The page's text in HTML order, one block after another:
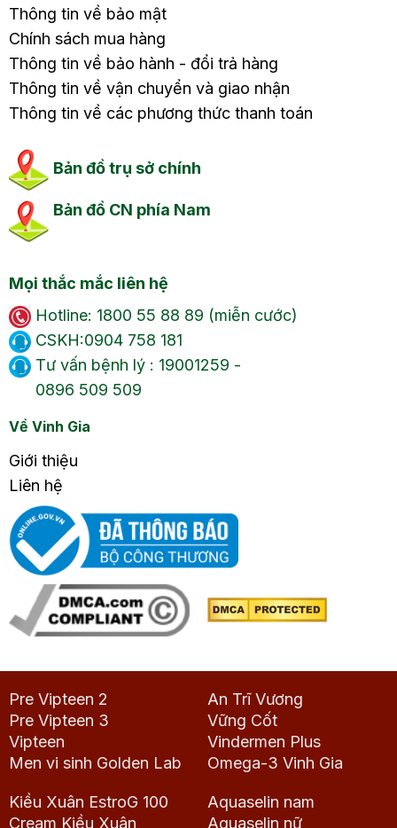
Thông tin về bảo mật
Chính sách mua hàng
Thông tin về bảo hành - đổi trả hàng
Thông tin về vận chuyển và giao nhận
Thông tin về các phương thức thanh toán
Bản đồ trụ sở chính
Bản đồ CN phía Nam
Mọi thắc mắc liên hệ
Hotline: 1800 55 88 89 (miễn cước)
CSKH:0904 758 181
Tư vấn bệnh lý : 19001259 -
0896 509 509
Về Vinh Gia
Giới thiệu
Liên hệ
Pre Vipteen 2
Pre Vipteen 3
Vipteen
Men vi sinh Golden Lab
An Trĩ Vương
Vững Cốt
Vindermen Plus
Omega-3 Vinh Gia
Kiều Xuân EstroG 100
Cream Kiều Xuân
Aquaselin nam
Aquaselin nữ